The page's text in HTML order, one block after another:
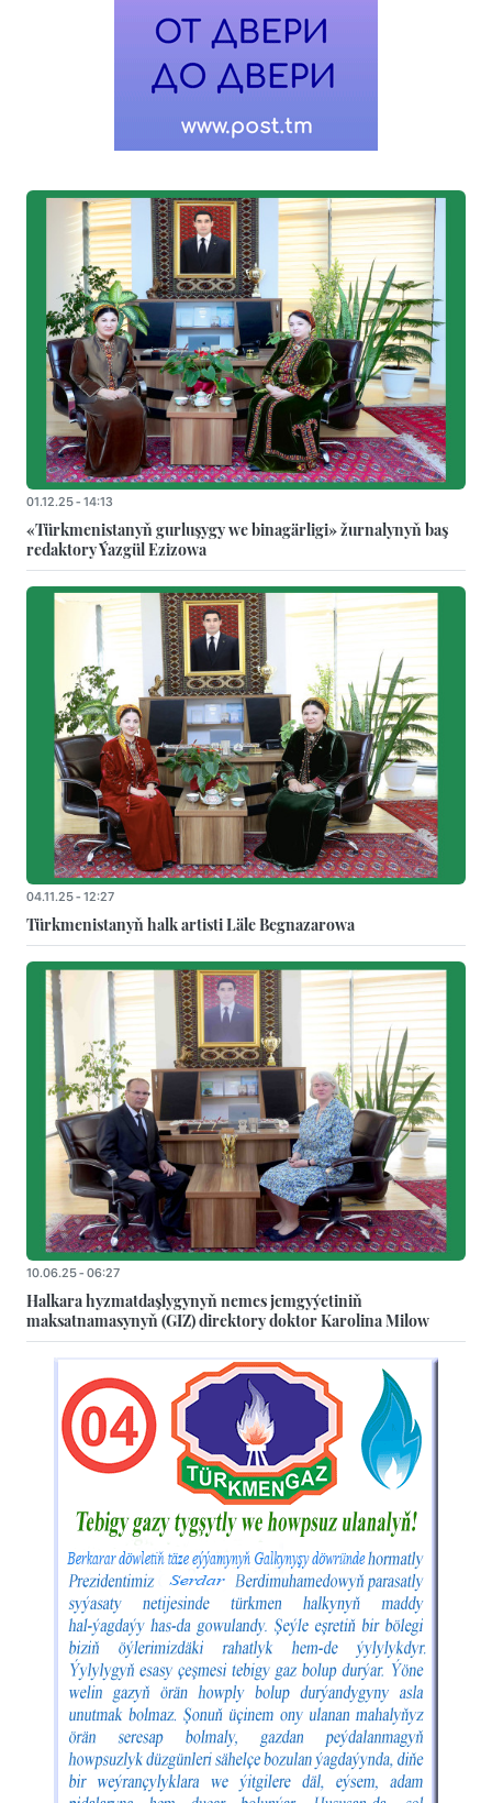
01.12.25 - 14:13
«Türkmenistanyň gurluşygy we binagärligi» žurnalynyň baş
redaktory Ýazgül Ezizowa
04.11.25 - 12:27
Türkmenistanyň halk artisti Läle Begnazarowa
10.06.25 - 06:27
Halkara hyzmatdaşlygynyň nemes jemgyýetiniň
maksatnamasynyň (GIZ) direktory doktor Karolina Milow